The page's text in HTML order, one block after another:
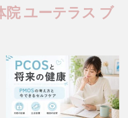
院 ユーテラス ブ